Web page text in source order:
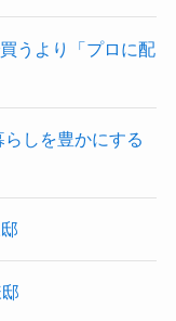
うより「プロに配
しを豊かにする